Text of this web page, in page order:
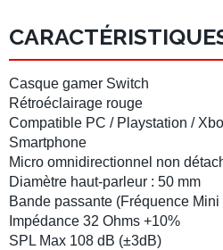
Casque gamer Switch
Rétroéclairage rouge
Compatible PC / Playstation /
Smartphone
Micro omnidirectionnel non
Diamètre haut-parleur : 50 mm
Bande passante (Fréquence Mini
Impédance 32 Ohms +10%
SPL Max 108 dB (±3dB)